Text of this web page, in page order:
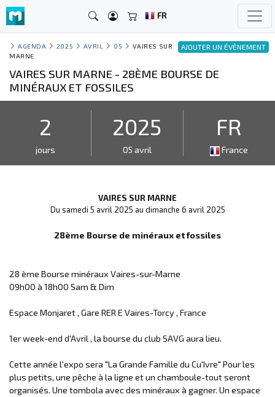
FR
AJOUTER UN ÉVÈNEMENT
AGENDA 2025 AVRIL 05
VAIRES SUR
MARNE
VAIRES SUR MARNE - 28ÈME BOURSE DE
MINÉRAUX ET FOSSILES
2
jours
2025
05 avril
FR
France
VAIRES SUR MARNE
Du samedi 5 avril 2025 au dimanche 6 avril 2025
28ème Bourse de minéraux et fossiles
28 ème Bourse minéraux Vaires-sur-Marne
09h00 à 18h00 Sam & Dim
Espace Monjaret , Gare RER E Vaires-Torcy , France
1er week-end d'Avril , la bourse du club SAVG aura lieu.
Cette année l'expo sera "La Grande Famille du Cu'Ivre" Pour les
plus petits, une pêche à la ligne et un chamboule-tout seront
organisés. Une tombola avec des minéraux à gagner. Un espace